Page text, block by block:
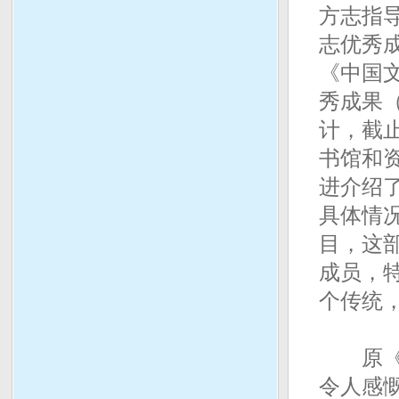
方志指
志优秀
《中国
秀成果
计，截
书馆和
进介绍
具体情
目，这
成员，
个传统
原《
令人感